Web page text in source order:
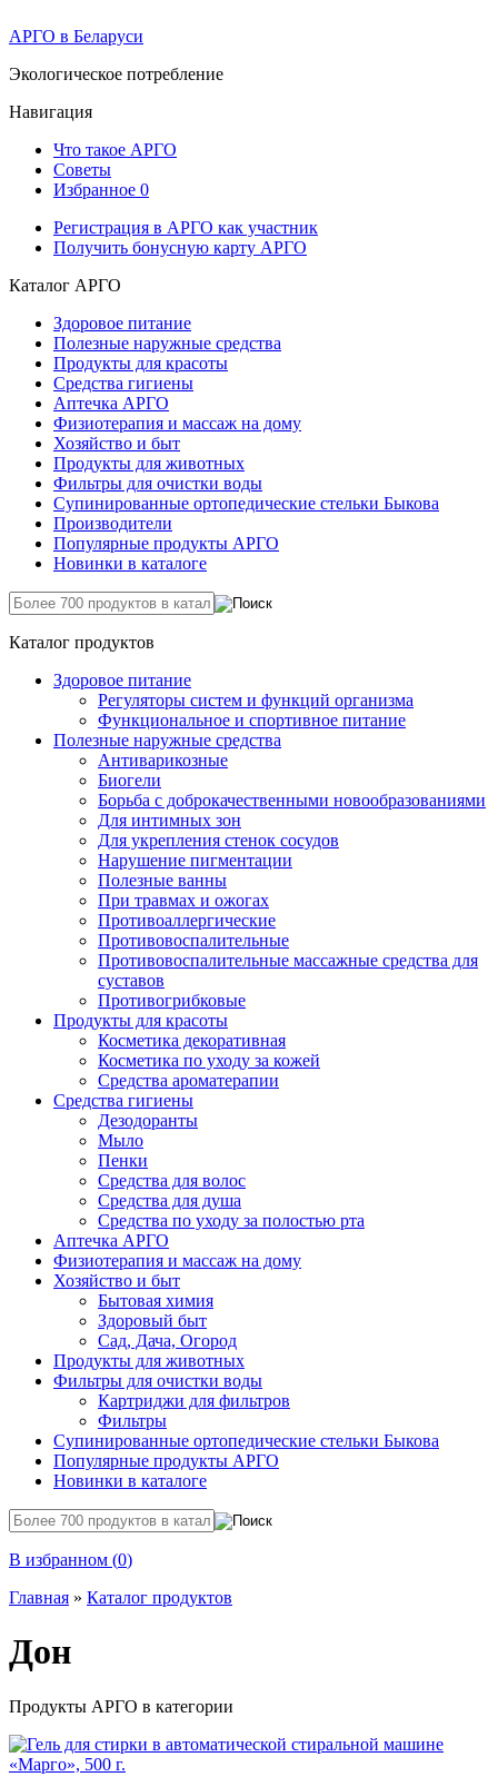
АРГО в Беларуси
Экологическое потребление
Навигация
Что такое АРГО
Советы
Избранное 0
Регистрация в АРГО как участник
Получить бонусную карту АРГО
Каталог АРГО
Здоровое питание
Полезные наружные средства
Продукты для красоты
Средства гигиены
Аптечка АРГО
Физиотерапия и массаж на дому
Хозяйство и быт
Продукты для животных
Фильтры для очистки воды
Супинированные ортопедические стельки Быкова
Производители
Популярные продукты АРГО
Новинки в каталоге
Каталог продуктов
Здоровое питание
Регуляторы систем и функций организма
Функциональное и спортивное питание
Полезные наружные средства
Антиварикозные
Биогели
Борьба с доброкачественными новообразованиями
Для интимных зон
Для укрепления стенок сосудов
Нарушение пигментации
Полезные ванны
При травмах и ожогах
Противоаллергические
Противовоспалительные
Противовоспалительные массажные средства для
суставов
Противогрибковые
Продукты для красоты
Косметика декоративная
Косметика по уходу за кожей
Средства ароматерапии
Средства гигиены
Дезодоранты
Мыло
Пенки
Средства для волос
Средства для душа
Средства по уходу за полостью рта
Аптечка АРГО
Физиотерапия и массаж на дому
Хозяйство и быт
Бытовая химия
Здоровый быт
Сад, Дача, Огород
Продукты для животных
Фильтры для очистки воды
Картриджи для фильтров
Фильтры
Супинированные ортопедические стельки Быкова
Популярные продукты АРГО
Новинки в каталоге
В избранном (0)
Главная » Каталог продуктов
Дон
Продукты АРГО в категории